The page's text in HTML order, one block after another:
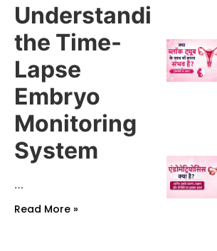
Understanding
the Time-
Lapse
Embryo
Monitoring
System
…
Read More »